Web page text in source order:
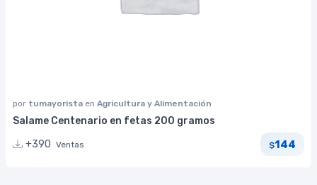
por tumayorista en Agricultura y Alimentación
Salame Centenario en fetas 200 gramos
+390 Ventas $144